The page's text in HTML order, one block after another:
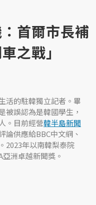
首爾市長補
之戰」
活的駐韓獨立記者。畢
被誤認為是韓國學生，
。目前經營韓半島新聞
論供應給BBC中文網、
2023年以南韓梨泰院
洲卓越新聞獎。